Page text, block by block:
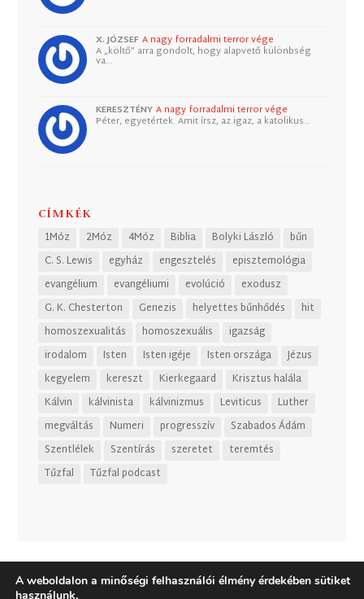
X. JÓZSEF A nagy forradalmi terror vége
A „költő” arra gondolt, hogy alapvető különbség
va…
KERESZTÉNY A nagy forradalmi terror vége
Péter, egyetértek. Amit írsz, az igaz, a katolikus…
CÍMKÉK
1Móz 2Móz 4Móz Biblia Bolyki László
bűn
C. S. Lewis
egyház engesztelés
episztemológia
evangélium
evangéliumi evolúció
exodusz
G. K. Chesterton
Genezis helyettes bűnhődés
hit
homoszexualitás
homoszexuális
igazság
irodalom
Isten Isten igéje Isten országa
Jézus
kegyelem
kereszt Kierkegaard
Krisztus halála
Kálvin
kálvinista kálvinizmus Leviticus
Luther
megváltás
Numeri progresszív
Szabados Ádám
Szentlélek
Szentírás szeretet
teremtés
Tűzfal
Tűzfal podcast
A weboldalon a minőségi felhasználói élmény érdekében sütiket
használunk.